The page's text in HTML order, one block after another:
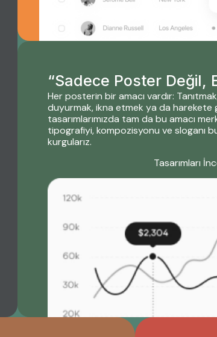
“Sadece Poster Değil,
Her posterin bir amacı vardır:
duyurmak, ikna etmek ya da harekete
tasarımlarımızda tam da bu amacı
tipografiyi, kompozisyonu ve sloganı
kurgularız.
Tasarımları